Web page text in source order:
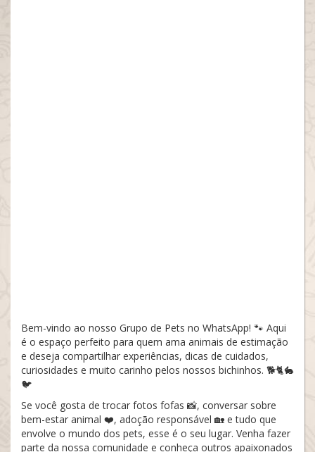
Bem-vindo ao nosso Grupo de Pets no WhatsApp! 🐾 Aqui
é o espaço perfeito para quem ama animais de estimação
e deseja compartilhar experiências, dicas de cuidados,
curiosidades e muito carinho pelos nossos bichinhos. 🐕🐈🐇
🐦
Se você gosta de trocar fotos fofas 📸, conversar sobre
bem-estar animal ❤️, adoção responsável 🏡 e tudo que
envolve o mundo dos pets, esse é o seu lugar. Venha fazer
parte da nossa comunidade e conheça outros apaixonados